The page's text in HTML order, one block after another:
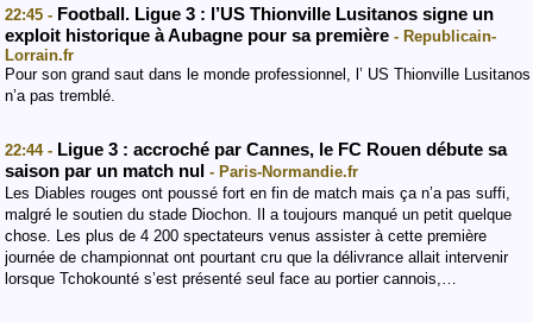
22:45 - Football. Ligue 3 : l’US Thionville Lusitanos signe un
exploit historique à Aubagne pour sa première - Republicain-
Lorrain.fr
Pour son grand saut dans le monde professionnel, l’ US Thionville Lusitanos
n’a pas tremblé.
22:44 - Ligue 3 : accroché par Cannes, le FC Rouen débute sa
saison par un match nul - Paris-Normandie.fr
Les Diables rouges ont poussé fort en fin de match mais ça n’a pas suffi,
malgré le soutien du stade Diochon. Il a toujours manqué un petit quelque
chose. Les plus de 4 200 spectateurs venus assister à cette première
journée de championnat ont pourtant cru que la délivrance allait intervenir
lorsque Tchokounté s’est présenté seul face au portier cannois,…